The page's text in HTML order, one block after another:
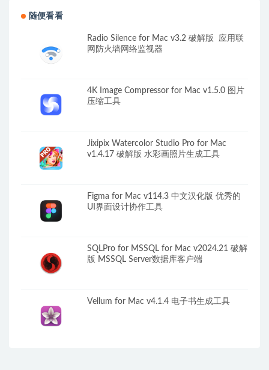
随便看看
Radio Silence for Mac v3.2 破解版 应用联
网防火墙网络监视器
4K Image Compressor for Mac v1.5.0 图片
压缩工具
Jixipix Watercolor Studio Pro for Mac
v1.4.17 破解版 水彩画照片生成工具
Figma for Mac v114.3 中文汉化版 优秀的
UI界面设计协作工具
SQLPro for MSSQL for Mac v2024.21 破解
版 MSSQL Server数据库客户端
Vellum for Mac v4.1.4 电子书生成工具